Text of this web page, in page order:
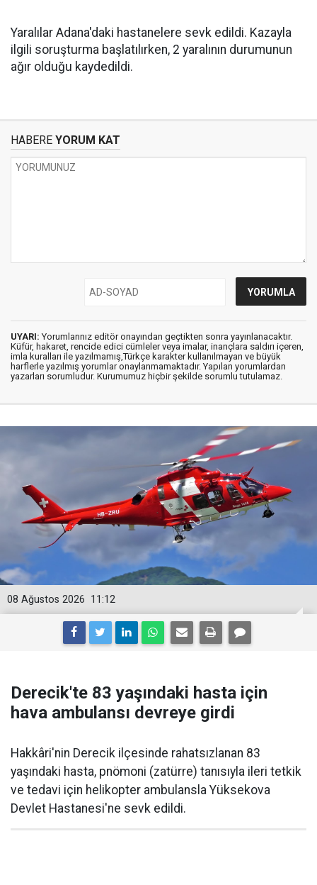
Yaralılar Adana'daki hastanelere sevk edildi. Kazayla
ilgili soruşturma başlatılırken, 2 yaralının durumunun
ağır olduğu kaydedildi.
HABERE YORUM KAT
UYARI: Yorumlarınız editör onayından geçtikten sonra yayınlanacaktır.
Küfür, hakaret, rencide edici cümleler veya imalar, inançlara saldırı içeren,
imla kuralları ile yazılmamış,Türkçe karakter kullanılmayan ve büyük
harflerle yazılmış yorumlar onaylanmamaktadır. Yapılan yorumlardan
yazarları sorumludur. Kurumumuz hiçbir şekilde sorumlu tutulamaz.
11:12
08 Ağustos 2026
Derecik'te 83 yaşındaki hasta için
hava ambulansı devreye girdi
Hakkâri'nin Derecik ilçesinde rahatsızlanan 83
yaşındaki hasta, pnömoni (zatürre) tanısıyla ileri tetkik
ve tedavi için helikopter ambulansla Yüksekova
Devlet Hastanesi'ne sevk edildi.